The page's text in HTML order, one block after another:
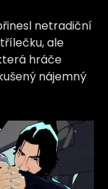
netradiční
ale
hráče
nájemný